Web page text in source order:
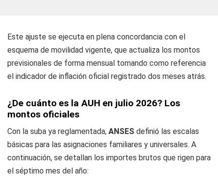
Este ajuste se ejecuta en plena concordancia con el
esquema de movilidad vigente, que actualiza los montos
previsionales de forma mensual tomando como referencia
el indicador de inflación oficial registrado dos meses atrás.
¿De cuánto es la AUH en julio 2026? Los
montos oficiales
Con la suba ya reglamentada, ANSES definió las escalas
básicas para las asignaciones familiares y universales. A
continuación, se detallan los importes brutos que rigen para
el séptimo mes del año: